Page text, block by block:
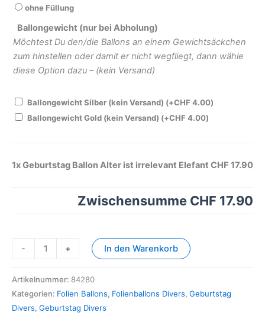
ohne Füllung
Ballongewicht (nur bei Abholung)
Möchtest Du den/die Ballons an einem Gewichtsäckchen
zum hinstellen oder damit er nicht wegfliegt, dann wähle
diese Option dazu – (kein Versand)
Ballongewicht Silber (kein Versand) (+CHF 4.00)
Ballongewicht Gold (kein Versand) (+CHF 4.00)
1xGeburtstag Ballon Alter ist irrelevant Elefant CHF 17.90
Zwischensumme CHF 17.90
- + In den Warenkorb
Artikelnummer: 84280
Kategorien: Folien Ballons, Folienballons Divers, Geburtstag
Divers, Geburtstag Divers